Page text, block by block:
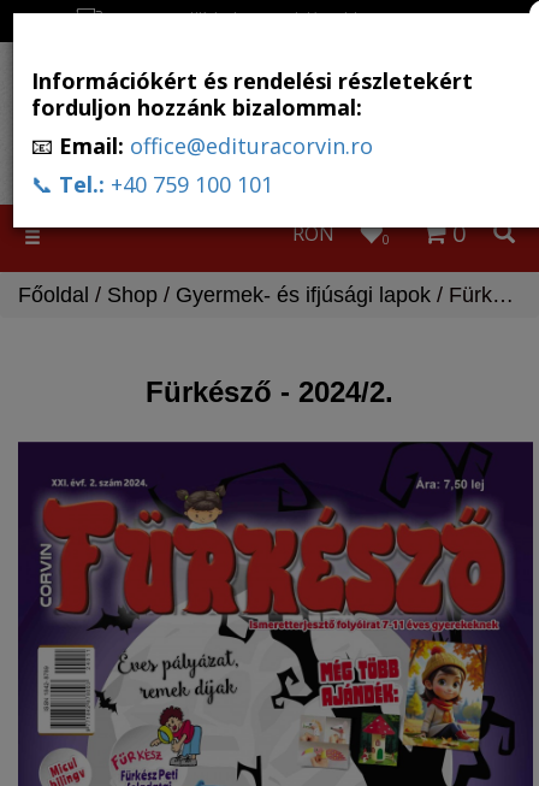
Ingyenes szállítás, ha a rendelés több, mint 500 RON
Toggle
0
0
RON
Főoldal / Shop / Gyermek- és ifjúsági lapok / Fürkésző - 2024/2.
Fürkésző - 2024/2.
Információkért és rendelési részletekért
forduljon hozzánk bizalommal:
📧 Email: office@edituracorvin.ro
📞 Tel.: +40 759 100 101